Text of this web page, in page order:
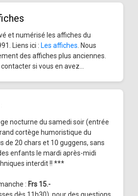
et numérisé les affiches du
Liens ici : Les affiches . Nous
des affiches plus anciennes.
si vous en avez...
nocturne du samedi soir (entrée
cortège humoristique du
de 20 chars et 10 guggens, sans
enfants le mardi après-midi
interdit !! ***
: Frs 15.-